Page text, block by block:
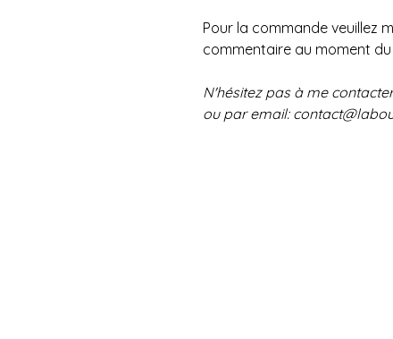
Pour la commande veuillez
commentaire au moment
N'hésitez pas à me
ou par email: